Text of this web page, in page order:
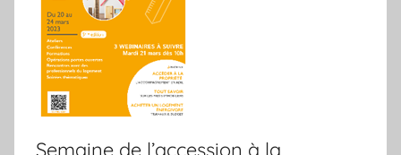
Semaine de l’accession à la